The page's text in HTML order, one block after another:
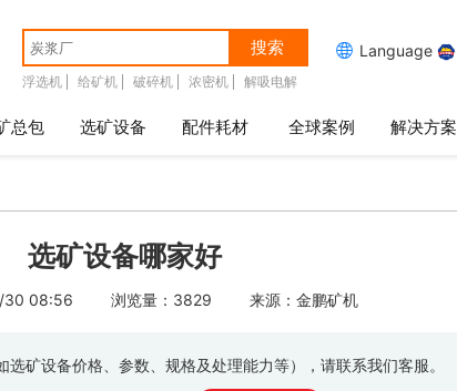
搜索
浮选机 给矿机 破碎机 浓密机 解吸电解
 Language
总包 选矿设备 配件耗材 全球案例 解决方案
选矿设备哪家好
30 08:56 浏览量：3829 来源：金鹏矿机
矿设备价格、参数、规格及处理能力等），请联系我们客服。